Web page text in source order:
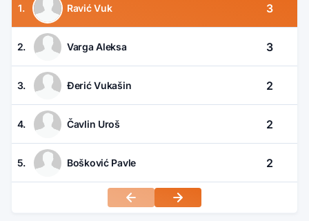
1. Ravić Vuk 3
2. Varga Aleksa 3
3. Đerić Vukašin 2
4. Čavlin Uroš 2
5. Bošković Pavle 2